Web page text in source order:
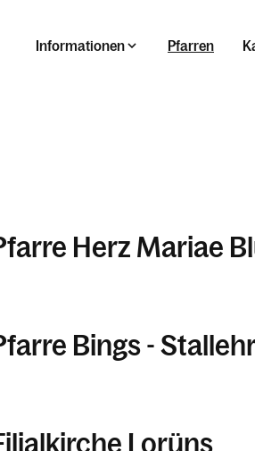
Informationen Pfarren
Herz Mariae
Bings -
Lorüns